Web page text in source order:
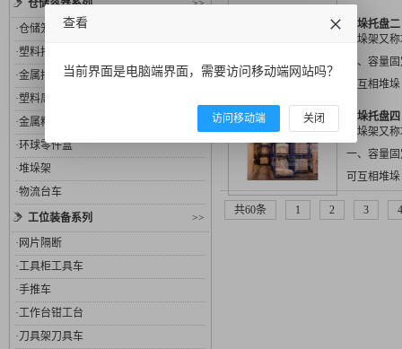
>>
仓储容器系列
·仓储笼
·塑料托盘
·金属托盘
·塑料周转箱
·金属料箱
·环球零件盒
·堆垛架
·物流台车
>>
工位装备系列
· 网片隔断
·工具柜工具车
·手推车
·工作台钳工台
·刀具架刀具车
元集装、
通的...
堆垛托盘二
堆垛架又
一、容量
可互相堆
层）、仓
货物一目...
堆垛托盘四
堆垛架又
一、容量
可互相堆
层）、仓
货物一目...
共60条 1 2 3 4
查看
当前界面是电脑端界面，需要访问移动端网站吗？
访问移动端 关闭